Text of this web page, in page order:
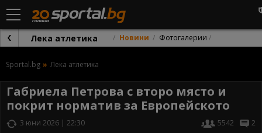
Лека атлетика Новини Фотогалерии
Sportal.bg Лека атлетика
Габриела Петрова с второ място и
покрит норматив за Европейското
3 юни 2026 | 22:30 5542 2